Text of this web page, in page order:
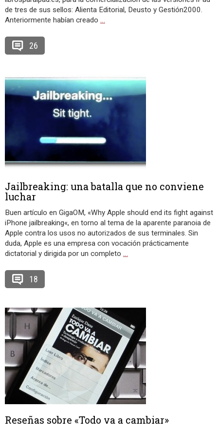
de tres de sus sellos: Alienta Editorial, Deusto y Gestión2000.
Anteriormente habían creado …
26
Jailbreaking: una batalla que no conviene
luchar
Buen artículo en GigaOM, «Why Apple should end its fight against
iPhone jailbreaking«, en torno al tema de la aparente paranoia de
Apple contra los usos no autorizados de sus terminales. Sin
duda, Apple es una empresa con vocación prácticamente
dictatorial y dirigida por un completo …
18
Reseñas sobre «Todo va a cambiar»